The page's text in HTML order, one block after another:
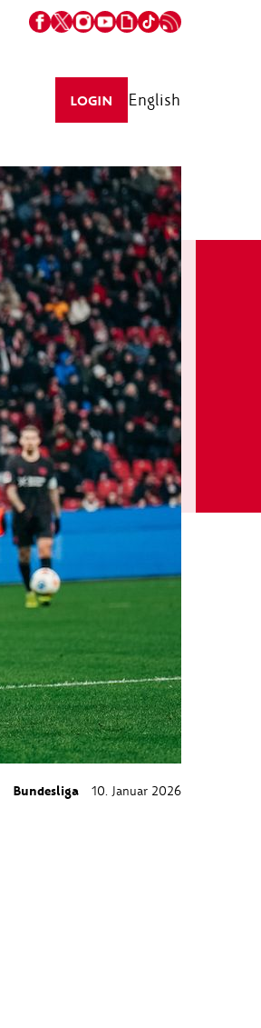
LOGIN English
Bundesliga 10. Januar 2026